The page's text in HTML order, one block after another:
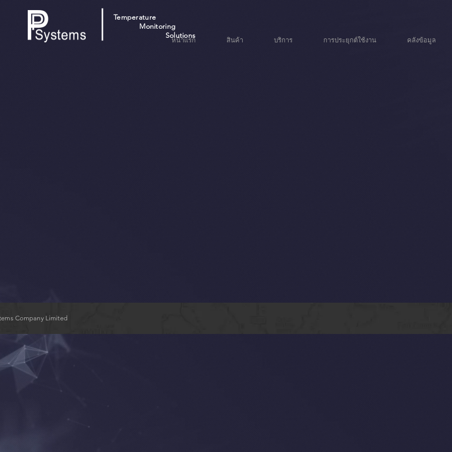
Temperature
Monitoring
Solutions
หน้าแรก สินค้า บริการ การประยุกต์ใช้งาน คลังข้อมูล
Company Limited